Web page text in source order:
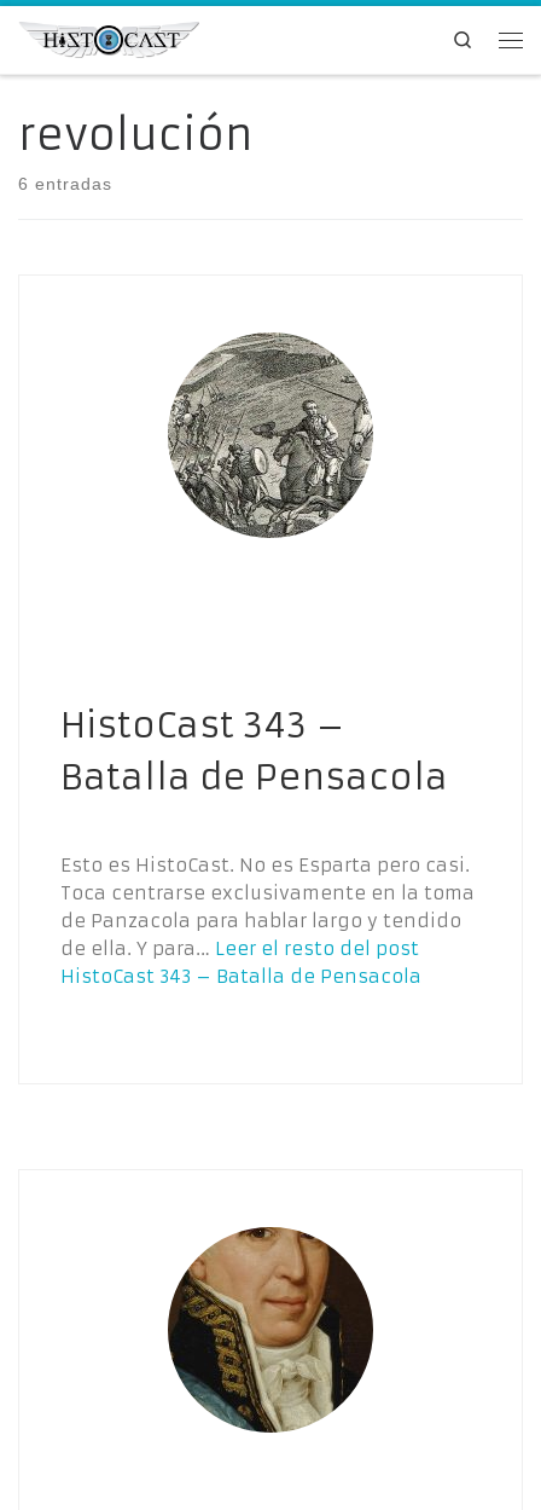
Saltar al contenido
Search
revolución
6 entradas
HistoCast 343 –
Batalla de Pensacola
Esto es HistoCast. No es Esparta pero casi.
Toca centrarse exclusivamente en la toma
de Panzacola para hablar largo y tendido
de ella. Y para… Leer el resto del post
HistoCast 343 – Batalla de Pensacola